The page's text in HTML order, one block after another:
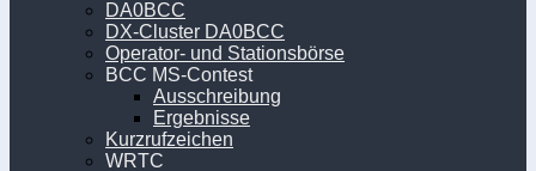
DA0BCC
DX-Cluster DA0BCC
Operator- und Stationsbörse
BCC MS-Contest
Ausschreibung
Ergebnisse
Kurzrufzeichen
WRTC